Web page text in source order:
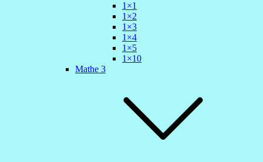
1×1
1×2
1×3
1×4
1×5
1×10
Mathe 3